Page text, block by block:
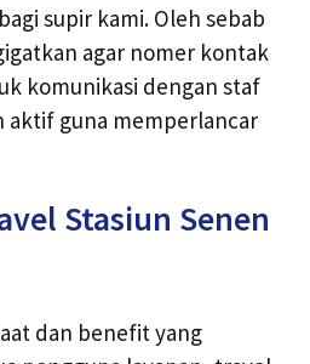
supir kami. Oleh sebab
agar nomer kontak
komunikasi dengan staf
aktif guna memperlancar
Stasiun Senen
dan benefit yang